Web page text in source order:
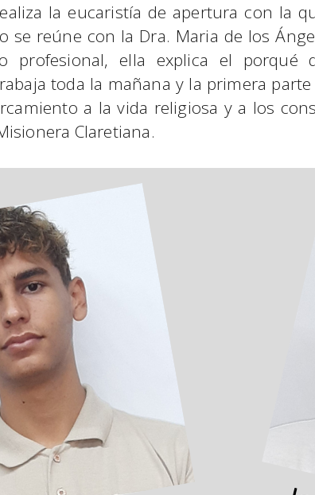
la eucaristía de apertura con la
se reúne con la Dra. Maria de los
profesional, ella explica el
toda la mañana y la primera
a la vida religiosa y a los
Claretiana.